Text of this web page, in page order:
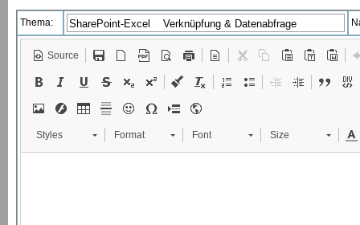
Thema:
Source
Styles Format Font Size